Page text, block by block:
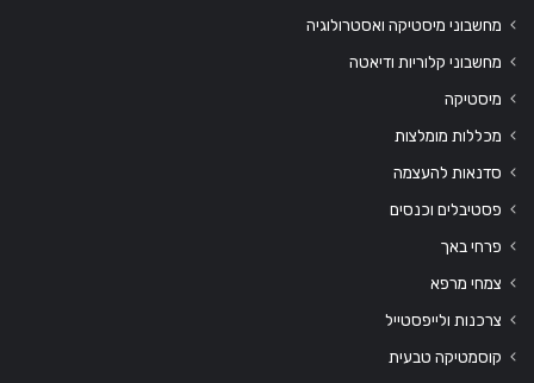
מחשבוני מיסטיקה ואסטרולוגיה
מחשבוני קלוריות ודיאטה
מיסטיקה
מכללות מומלצות
סדנאות להעצמה
פסטיבלים וכנסים
פרחי באך
צמחי מרפא
צרכנות ולייפסטייל
קוסמטיקה טבעית